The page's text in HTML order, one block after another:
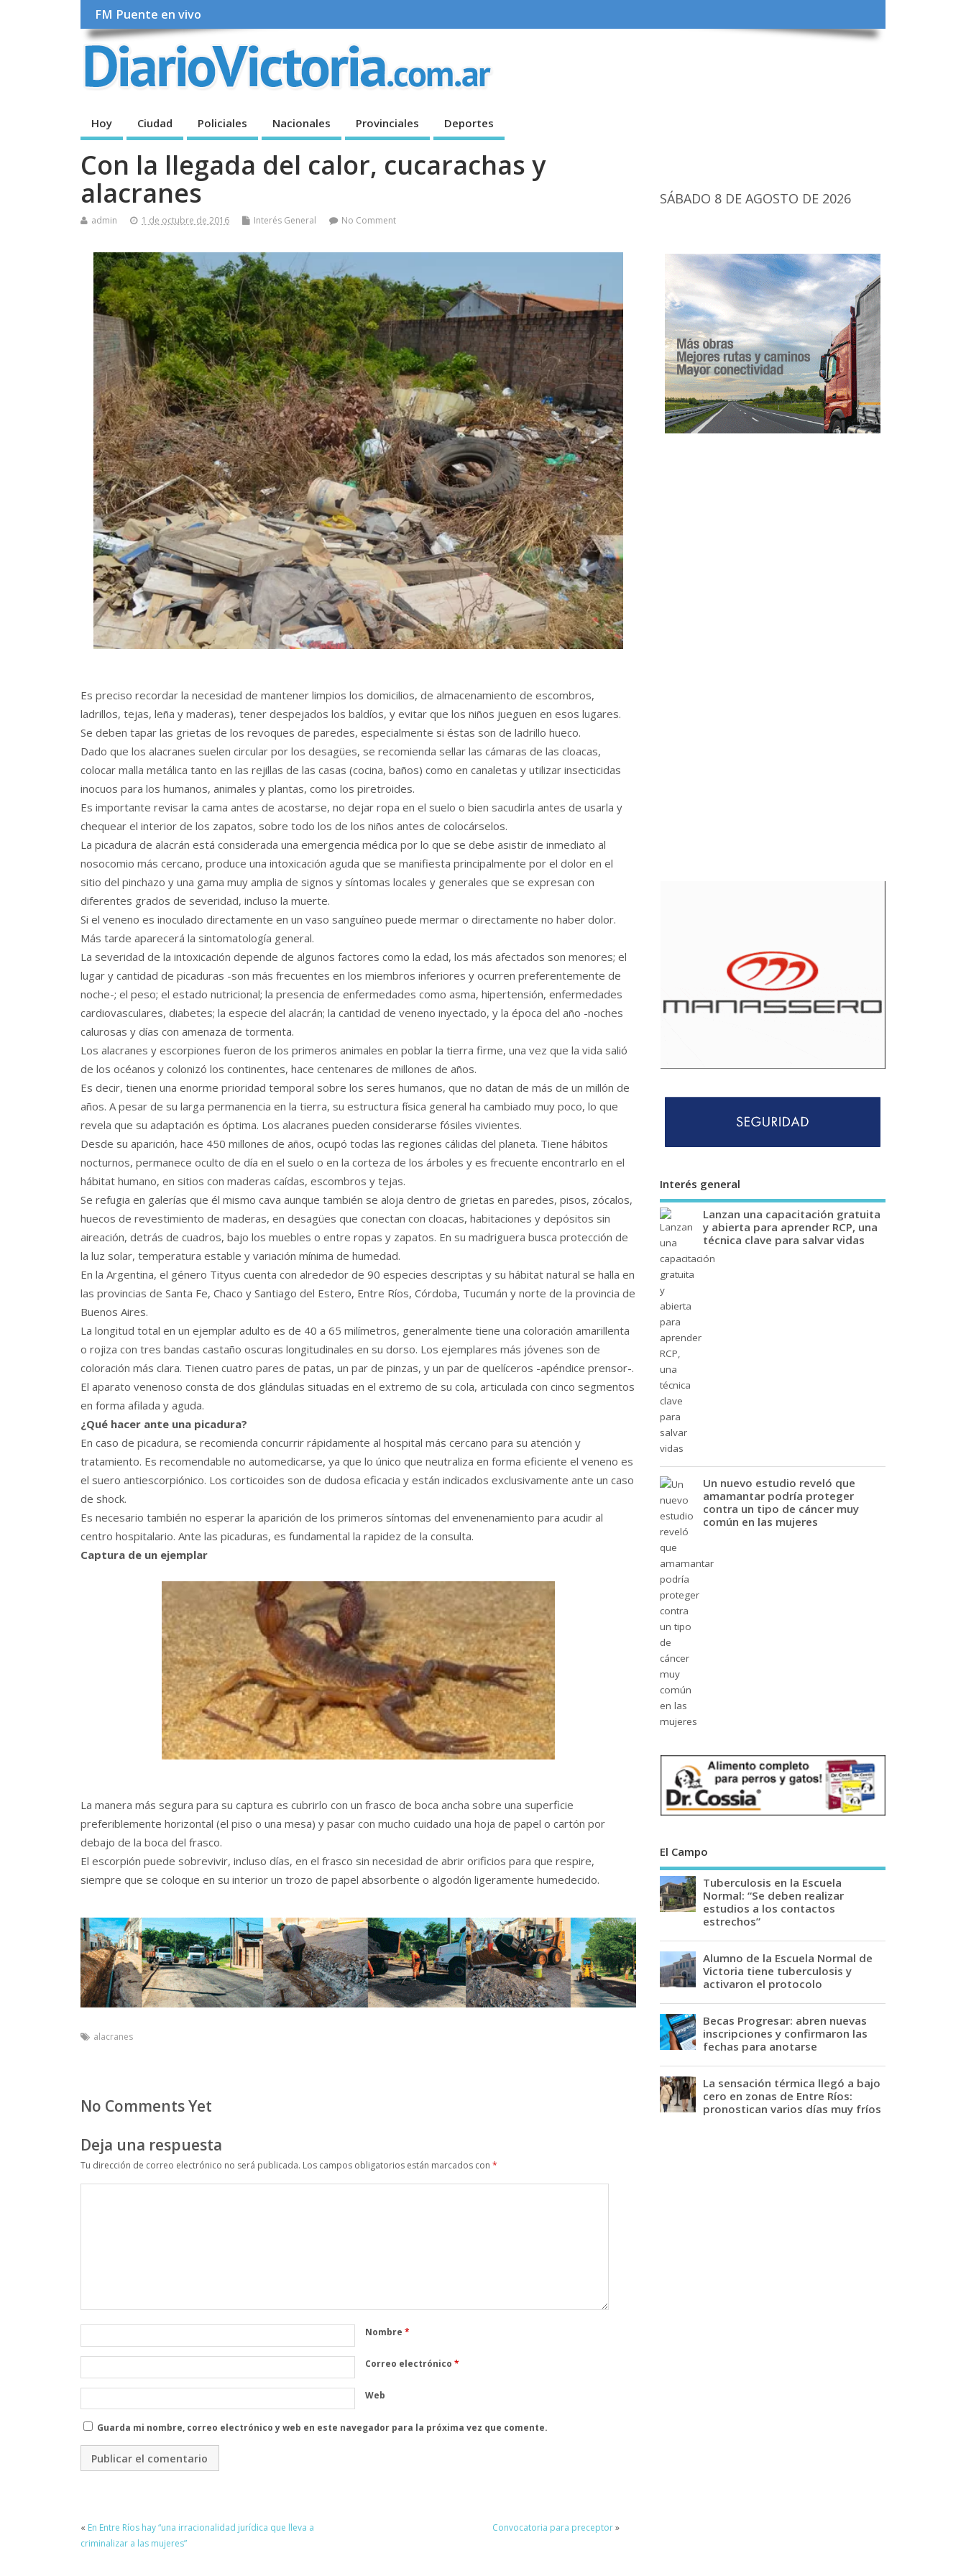
FM Puente en vivo
Hoy Ciudad Policiales Nacionales Provinciales Deportes
Con la llegada del calor, cucarachas y
alacranes
admin 1 de octubre de 2016 Interés General No Comment
Es preciso recordar la necesidad de mantener limpios los domicilios, de almacenamiento de escombros,
ladrillos, tejas, leña y maderas), tener despejados los baldíos, y evitar que los niños jueguen en esos lugares.
Se deben tapar las grietas de los revoques de paredes, especialmente si éstas son de ladrillo hueco.
Dado que los alacranes suelen circular por los desagües, se recomienda sellar las cámaras de las cloacas,
colocar malla metálica tanto en las rejillas de las casas (cocina, baños) como en canaletas y utilizar insecticidas
inocuos para los humanos, animales y plantas, como los piretroides.
Es importante revisar la cama antes de acostarse, no dejar ropa en el suelo o bien sacudirla antes de usarla y
chequear el interior de los zapatos, sobre todo los de los niños antes de colocárselos.
La picadura de alacrán está considerada una emergencia médica por lo que se debe asistir de inmediato al
nosocomio más cercano, produce una intoxicación aguda que se manifiesta principalmente por el dolor en el
sitio del pinchazo y una gama muy amplia de signos y síntomas locales y generales que se expresan con
diferentes grados de severidad, incluso la muerte.
Si el veneno es inoculado directamente en un vaso sanguíneo puede mermar o directamente no haber dolor.
Más tarde aparecerá la sintomatología general.
La severidad de la intoxicación depende de algunos factores como la edad, los más afectados son menores; el
lugar y cantidad de picaduras -son más frecuentes en los miembros inferiores y ocurren preferentemente de
noche-; el peso; el estado nutricional; la presencia de enfermedades como asma, hipertensión, enfermedades
cardiovasculares, diabetes; la especie del alacrán; la cantidad de veneno inyectado, y la época del año -noches
calurosas y días con amenaza de tormenta.
Los alacranes y escorpiones fueron de los primeros animales en poblar la tierra firme, una vez que la vida salió
de los océanos y colonizó los continentes, hace centenares de millones de años.
Es decir, tienen una enorme prioridad temporal sobre los seres humanos, que no datan de más de un millón de
años. A pesar de su larga permanencia en la tierra, su estructura física general ha cambiado muy poco, lo que
revela que su adaptación es óptima. Los alacranes pueden considerarse fósiles vivientes.
Desde su aparición, hace 450 millones de años, ocupó todas las regiones cálidas del planeta. Tiene hábitos
nocturnos, permanece oculto de día en el suelo o en la corteza de los árboles y es frecuente encontrarlo en el
hábitat humano, en sitios con maderas caídas, escombros y tejas.
Se refugia en galerías que él mismo cava aunque también se aloja dentro de grietas en paredes, pisos, zócalos,
huecos de revestimiento de maderas, en desagües que conectan con cloacas, habitaciones y depósitos sin
aireación, detrás de cuadros, bajo los muebles o entre ropas y zapatos. En su madriguera busca protección de
la luz solar, temperatura estable y variación mínima de humedad.
En la Argentina, el género Tityus cuenta con alrededor de 90 especies descriptas y su hábitat natural se halla en
las provincias de Santa Fe, Chaco y Santiago del Estero, Entre Ríos, Córdoba, Tucumán y norte de la provincia de
Buenos Aires.
La longitud total en un ejemplar adulto es de 40 a 65 milímetros, generalmente tiene una coloración amarillenta
o rojiza con tres bandas castaño oscuras longitudinales en su dorso. Los ejemplares más jóvenes son de
coloración más clara. Tienen cuatro pares de patas, un par de pinzas, y un par de quelíceros -apéndice prensor-.
El aparato venenoso consta de dos glándulas situadas en el extremo de su cola, articulada con cinco segmentos
en forma afilada y aguda.
¿Qué hacer ante una picadura?
En caso de picadura, se recomienda concurrir rápidamente al hospital más cercano para su atención y
tratamiento. Es recomendable no automedicarse, ya que lo único que neutraliza en forma eficiente el veneno es
el suero antiescorpiónico. Los corticoides son de dudosa eficacia y están indicados exclusivamente ante un caso
de shock.
Es necesario también no esperar la aparición de los primeros síntomas del envenenamiento para acudir al
centro hospitalario. Ante las picaduras, es fundamental la rapidez de la consulta.
Captura de un ejemplar
La manera más segura para su captura es cubrirlo con un frasco de boca ancha sobre una superficie
preferiblemente horizontal (el piso o una mesa) y pasar con mucho cuidado una hoja de papel o cartón por
debajo de la boca del frasco.
El escorpión puede sobrevivir, incluso días, en el frasco sin necesidad de abrir orificios para que respire,
siempre que se coloque en su interior un trozo de papel absorbente o algodón ligeramente humedecido.
alacranes
No Comments Yet
Deja una respuesta
Tu dirección de correo electrónico no será publicada. Los campos obligatorios están marcados con *
Nombre *
Correo electrónico *
Web
Guarda mi nombre, correo electrónico y web en este navegador para la próxima vez que comente.
« En Entre Ríos hay “una irracionalidad jurídica que lleva a
criminalizar a las mujeres”
Convocatoria para preceptor»
SÁBADO 8 DE AGOSTO DE 2026
Interés general
Lanzan una capacitación gratuita
y abierta para aprender RCP, una
técnica clave para salvar vidas
Un nuevo estudio reveló que
amamantar podría proteger
contra un tipo de cáncer muy
común en las mujeres
El Campo
Tuberculosis en la Escuela
Normal: “Se deben realizar
estudios a los contactos
estrechos”
Alumno de la Escuela Normal de
Victoria tiene tuberculosis y
activaron el protocolo
Becas Progresar: abren nuevas
inscripciones y confirmaron las
fechas para anotarse
La sensación térmica llegó a bajo
cero en zonas de Entre Ríos:
pronostican varios días muy fríos